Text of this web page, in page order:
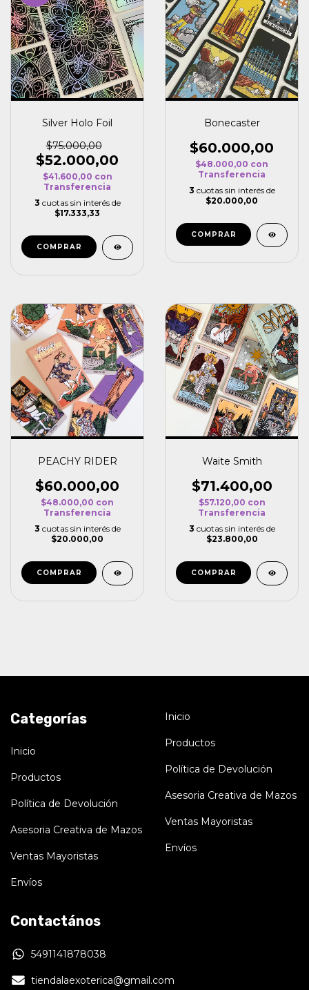
Silver Holo Foil
$75.000,00
$52.000,00
$41.600,00 con
Transferencia
3 cuotas sin interés de
$17.333,33
Bonecaster
$60.000,00
$48.000,00 con
Transferencia
3 cuotas sin interés de
$20.000,00
PEACHY RIDER
$60.000,00
$48.000,00 con
Transferencia
3 cuotas sin interés de
$20.000,00
Waite Smith
$71.400,00
$57.120,00 con
Transferencia
3 cuotas sin interés de
$23.800,00
Categorías
Inicio
Productos
Política de Devolución
Asesoria Creativa de Mazos
Ventas Mayoristas
Envíos
Inicio
Productos
Política de Devolución
Asesoria Creativa de Mazos
Ventas Mayoristas
Envíos
Contactános
5491141878038
tiendalaexoterica@gmail.com